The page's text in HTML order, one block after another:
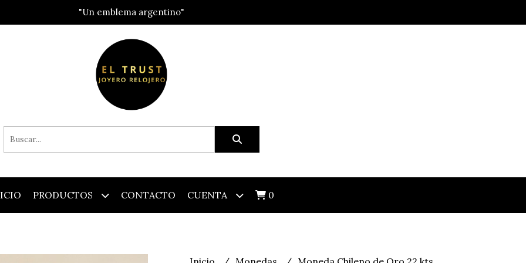
"Un emblema argentino"
PRODUCTOS CONTACTO CUENTA 0